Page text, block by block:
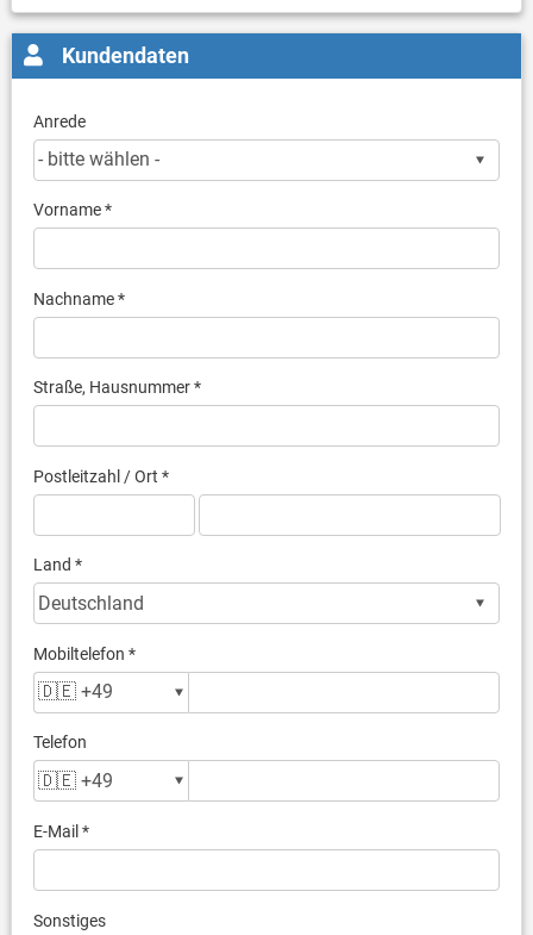
Kundendaten
Anrede
Vorname *
Nachname *
Straße, Hausnummer *
Postleitzahl / Ort *
Land *
Mobiltelefon *
Telefon
E-Mail *
Sonstiges